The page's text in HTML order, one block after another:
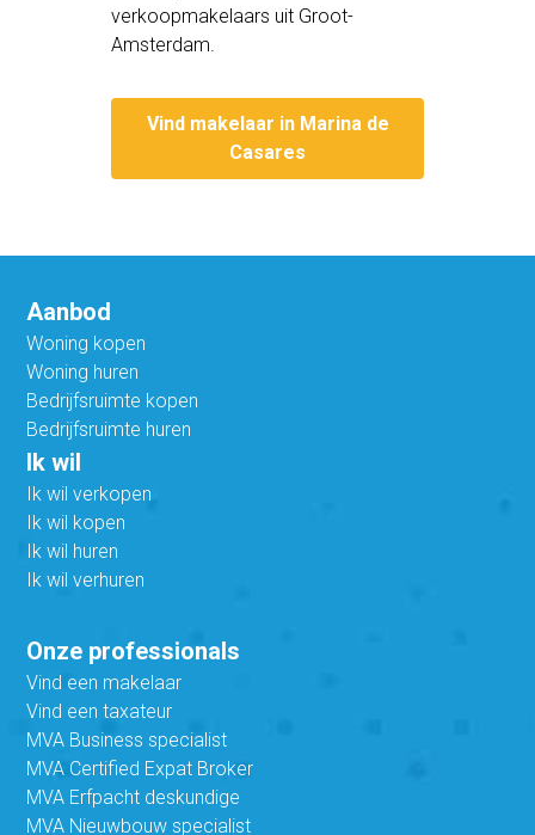
verkoopmakelaars uit Groot-
Amsterdam.
Vind makelaar in Marina de
Casares
Aanbod
Woning kopen
Woning huren
Bedrijfsruimte kopen
Bedrijfsruimte huren
Ik wil
Ik wil verkopen
Ik wil kopen
Ik wil huren
Ik wil verhuren
Onze professionals
Vind een makelaar
Vind een taxateur
MVA Business specialist
MVA Certified Expat Broker
MVA Erfpacht deskundige
MVA Nieuwbouw specialist